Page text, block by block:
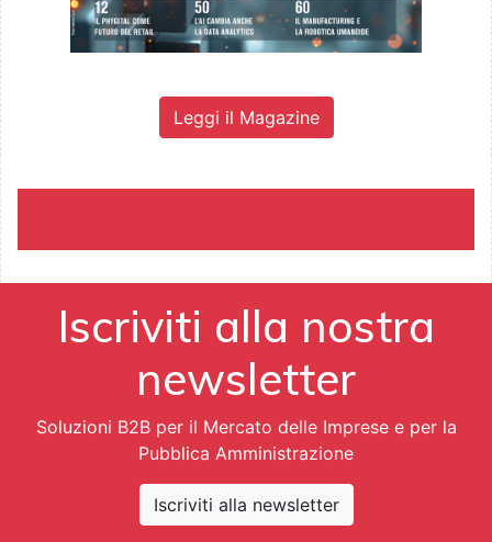
Leggi il Magazine
Iscriviti alla nostra
newsletter
Soluzioni B2B per il Mercato delle Imprese e per la
Pubblica Amministrazione
Iscriviti alla newsletter